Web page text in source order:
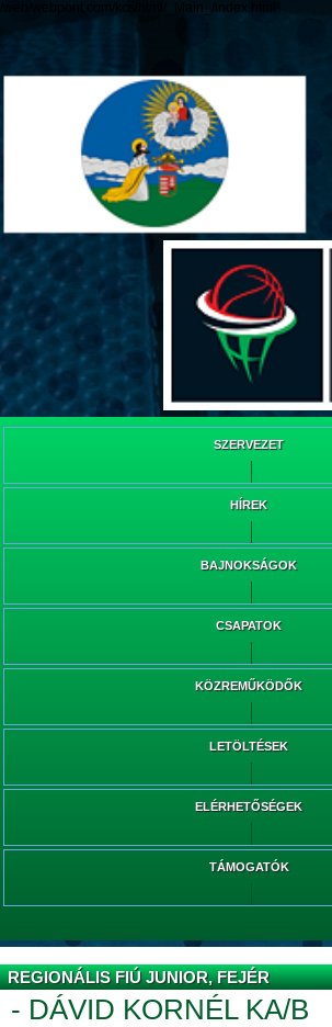
/web/webpont.com/kcs/html/_Main_/index.html
SZERVEZET
HÍREK
BAJNOKSÁGOK
CSAPATOK
KÖZREMŰKÖDŐK
LETÖLTÉSEK
ELÉRHETŐSÉGEK
TÁMOGATÓK
REGIONÁLIS FIÚ JUNIOR, FEJÉR
- DÁVID KORNÉL KA/B